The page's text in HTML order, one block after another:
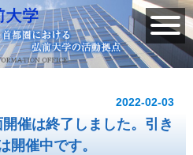
2022-02-03
催は終了しました。引き
開催中です。